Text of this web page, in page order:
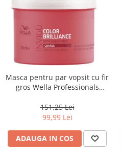
Masca pentru par vopsit cu fir
gros Wella Professionals
151,25 Lei
99,99 Lei
ADAUGA IN COS